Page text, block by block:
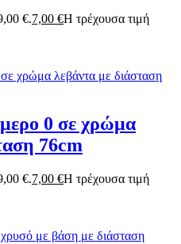
€.7,00 €Η τρέχουσα τιμή
0 σε χρώμα
76cm
€.7,00 €Η τρέχουσα τιμή